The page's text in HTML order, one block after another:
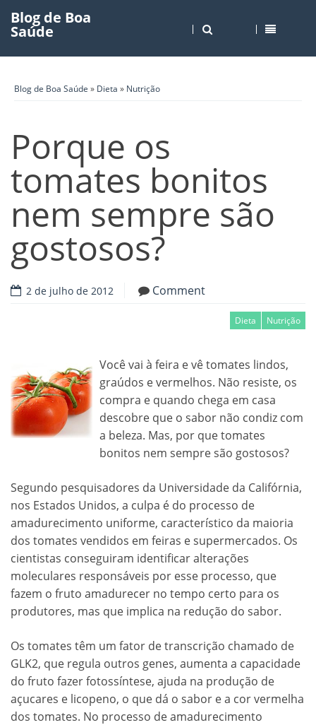
Blog de Boa
Saúde
Blog de Boa Saúde » Dieta » Nutrição
Porque os
tomates bonitos
nem sempre são
gostosos?
2 de julho de 2012 Comment
Dieta Nutrição
Você vai à feira e vê tomates lindos,
graúdos e vermelhos. Não resiste, os
compra e quando chega em casa
descobre que o sabor não condiz com
a beleza. Mas, por que tomates
bonitos nem sempre são gostosos?
Segundo pesquisadores da Universidade da Califórnia,
nos Estados Unidos, a culpa é do processo de
amadurecimento uniforme, característico da maioria
dos tomates vendidos em feiras e supermercados. Os
cientistas conseguiram identificar alterações
moleculares responsáveis por esse processo, que
fazem o fruto amadurecer no tempo certo para os
produtores, mas que implica na redução do sabor.
Os tomates têm um fator de transcrição chamado de
GLK2, que regula outros genes, aumenta a capacidade
do fruto fazer fotossíntese, ajuda na produção de
açucares e licopeno, o que dá o sabor e a cor vermelha
dos tomates. No processo de amadurecimento